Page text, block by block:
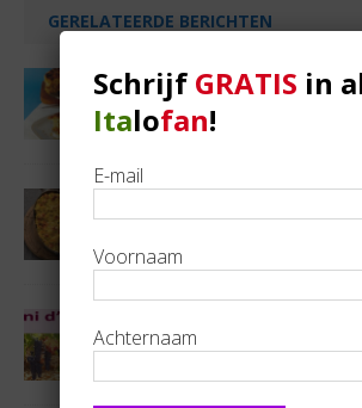
GERELATEERDE BERICHTEN
Buonissimo appetito! 18:
27 augustus 2021
Aardappelschotel met
31 oktober 2016
Schrijf GRATIS in
Italofan!
E-mail
Voornaam
Achternaam